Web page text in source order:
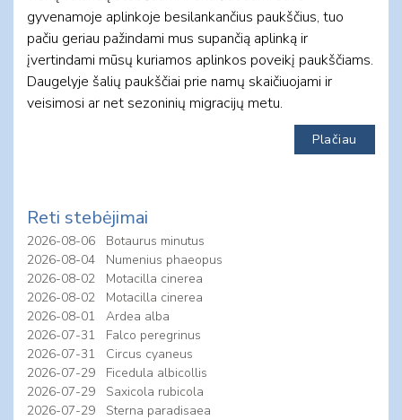
gyvenamoje aplinkoje besilankančius paukščius, tuo
pačiu geriau pažindami mus supančią aplinką ir
įvertindami mūsų kuriamos aplinkos poveikį paukščiams.
Daugelyje šalių paukščiai prie namų skaičiuojami ir
veisimosi ar net sezoninių migracijų metu.
Plačiau
Reti stebėjimai
2026-08-06
Botaurus minutus
2026-08-04
Numenius phaeopus
2026-08-02
Motacilla cinerea
2026-08-02
Motacilla cinerea
2026-08-01
Ardea alba
2026-07-31
Falco peregrinus
2026-07-31
Circus cyaneus
2026-07-29
Ficedula albicollis
2026-07-29
Saxicola rubicola
2026-07-29
Sterna paradisaea